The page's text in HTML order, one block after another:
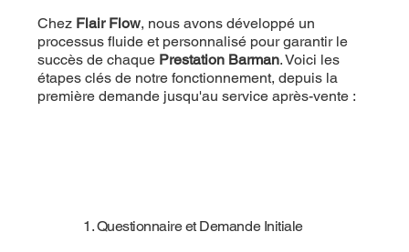
Chez Flair Flow, nous avons développé un
processus fluide et personnalisé pour garantir le
succès de chaque Prestation Barman. Voici les
étapes clés de notre fonctionnement, depuis la
première demande jusqu'au service après-vente :
1. Questionnaire et Demande Initiale